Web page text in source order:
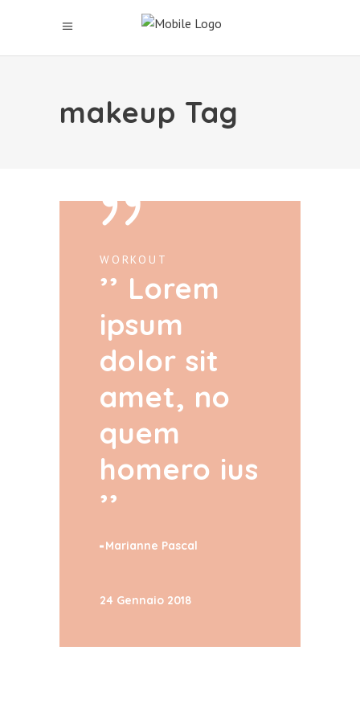
makeup Tag
WORKOUT
Lorem
ipsum
dolor sit
amet, no
quem
homero ius
Marianne Pascal
24 Gennaio 2018